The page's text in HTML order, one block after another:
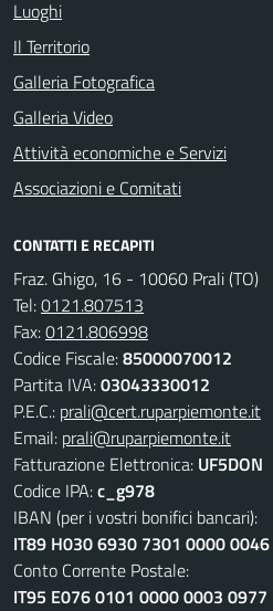
Luoghi
Il Territorio
Galleria Fotografica
Galleria Video
Attività economiche e Servizi
Associazioni e Comitati
CONTATTI E RECAPITI
Fraz. Ghigo, 16 - 10060 Prali (TO)
Tel:0121.807513
Fax:0121.806998
Codice Fiscale:85000070012
Partita IVA:03043330012
P.E.C.: prali@cert.ruparpiemonte.it
Email: prali@ruparpiemonte.it
Fatturazione Elettronica: UF5DON
Codice IPA:c_g978
IBAN (per i vostri bonifici bancari):
IT89 H030 6930 7301 0000
Conto Corrente Postale:
IT95 E076 0101 0000 0003 0977